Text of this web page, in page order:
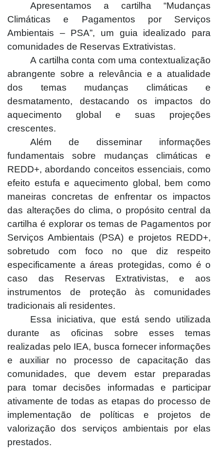
Apresentamos a cartilha “Mudanças
Climáticas e Pagamentos por Serviços
Ambientais – PSA”, um guia idealizado para
comunidades de Reservas Extrativistas.
A cartilha conta com uma contextualização
abrangente sobre a relevância e a atualidade
dos temas mudanças climáticas e
desmatamento, destacando os impactos do
aquecimento global e suas projeções
crescentes.
Além de disseminar informações
fundamentais sobre mudanças climáticas e
REDD+, abordando conceitos essenciais, como
efeito estufa e aquecimento global, bem como
maneiras concretas de enfrentar os impactos
das alterações do clima, o propósito central da
cartilha é explorar os temas de Pagamentos por
Serviços Ambientais (PSA) e projetos REDD+,
sobretudo com foco no que diz respeito
especificamente a áreas protegidas, como é o
caso das Reservas Extrativistas, e aos
instrumentos de proteção às comunidades
tradicionais ali residentes.
Essa iniciativa, que está sendo utilizada
durante as oficinas sobre esses temas
realizadas pelo IEA, busca fornecer informações
e auxiliar no processo de capacitação das
comunidades, que devem estar preparadas
para tomar decisões informadas e participar
ativamente de todas as etapas do processo de
implementação de políticas e projetos de
valorização dos serviços ambientais por elas
prestados.